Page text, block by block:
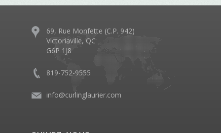
69, Rue Monfette (C.P. 942)
Victoriaville, QC
G6P 1J8
819-752-9555
info@curlinglaurier.com